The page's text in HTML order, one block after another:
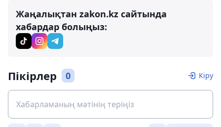
Жаңалықтан zakon.kz сайтында
хабардар болыңыз:
Пікірлер 0 Кіру